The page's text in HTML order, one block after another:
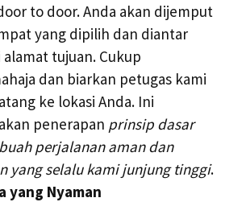
to door. Anda akan dijemput
yang dipilih dan diantar
alamat tujuan. Cukup
dan biarkan petugas kami
ke lokasi Anda. Ini
penerapan prinsip dasar
perjalanan aman dan
yang selalu kami junjung tinggi.
yang Nyaman